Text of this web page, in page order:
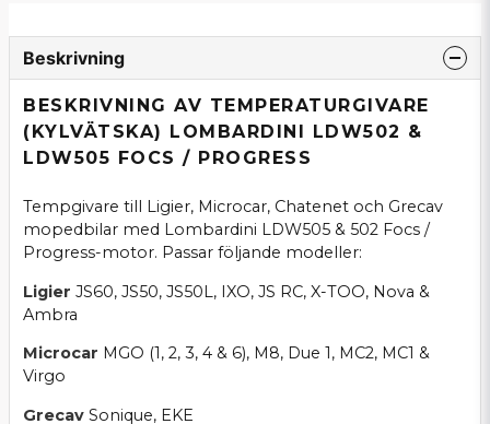
Beskrivning
BESKRIVNING AV TEMPERATURGIVARE
(KYLVÄTSKA) LOMBARDINI LDW502 &
LDW505 FOCS / PROGRESS
Tempgivare till Ligier, Microcar, Chatenet och Grecav
mopedbilar med Lombardini LDW505 & 502 Focs /
Progress-motor. Passar följande modeller:
Ligier JS60, JS50, JS50L, IXO, JS RC, X-TOO, Nova &
Ambra
Microcar MGO (1, 2, 3, 4 & 6), M8, Due 1, MC2, MC1 &
Virgo
Grecav Sonique, EKE